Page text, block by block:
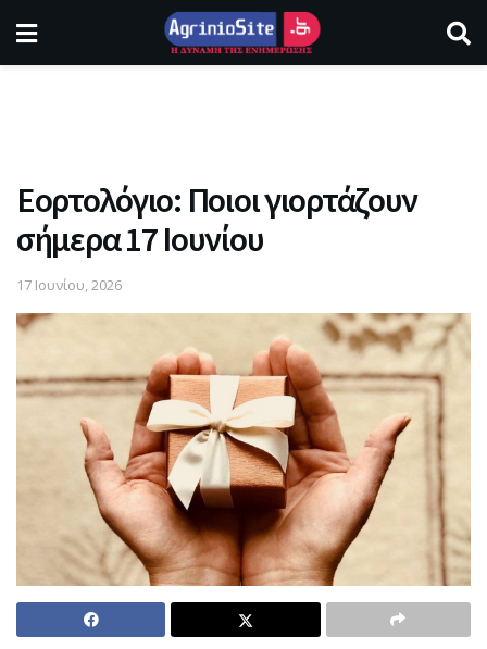
Εορτολόγιο: Ποιοι γιορτάζουν
σήμερα 17 Ιουνίου
17 Ιουνίου, 2026